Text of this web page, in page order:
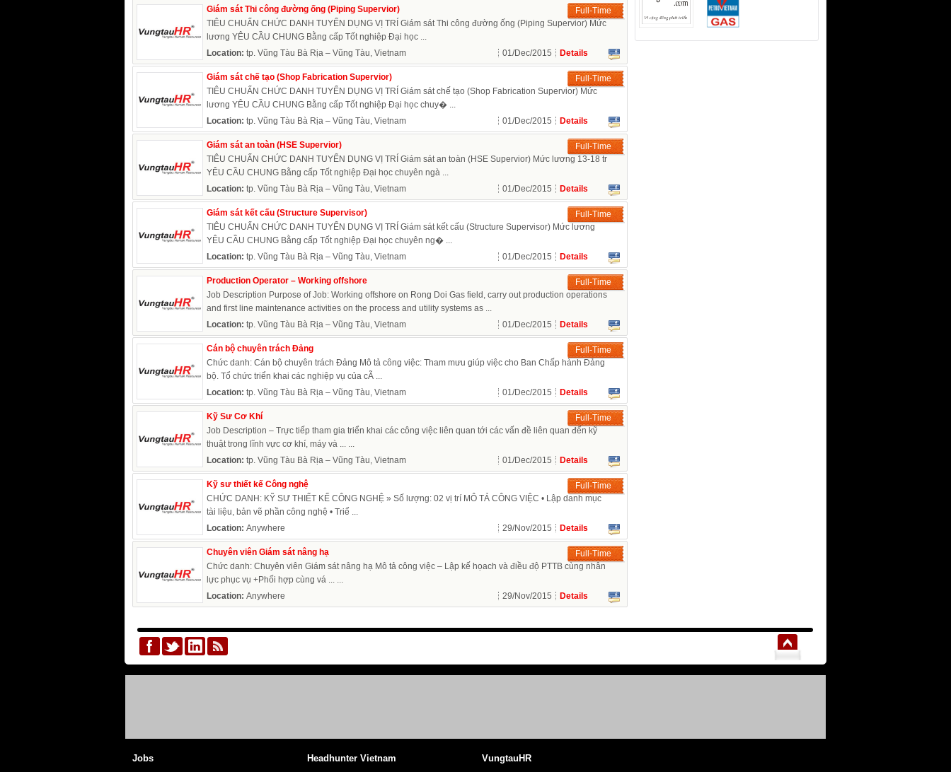
Giám sát Thi công đường ống (Piping Supervior)
Full-Time
TIÊU CHUẨN CHỨC DANH TUYỂN DỤNG VỊ TRÍ Giám sát Thi công đường ống (Piping Supervior) Mức
lương YÊU CẦU CHUNG Bằng cấp Tốt nghiệp Đại học ...
Location: tp. Vũng Tàu Bà Rịa – Vũng Tàu, Vietnam 01/Dec/2015 Details
Giám sát chế tạo (Shop Fabrication Supervior)
Full-Time
TIÊU CHUẨN CHỨC DANH TUYỂN DỤNG VỊ TRÍ Giám sát chế tạo (Shop Fabrication Supervior) Mức
lương YÊU CẦU CHUNG Bằng cấp Tốt nghiệp Đại học chuy� ...
Location: tp. Vũng Tàu Bà Rịa – Vũng Tàu, Vietnam 01/Dec/2015 Details
Giám sát an toàn (HSE Supervior)
Full-Time
TIÊU CHUẨN CHỨC DANH TUYỂN DỤNG VỊ TRÍ Giám sát an toàn (HSE Supervior) Mức lương 13-18 tr
YÊU CẦU CHUNG Bằng cấp Tốt nghiệp Đại học chuyên ngà ...
Location: tp. Vũng Tàu Bà Rịa – Vũng Tàu, Vietnam 01/Dec/2015 Details
Giám sát kết cấu (Structure Supervisor)
Full-Time
TIÊU CHUẨN CHỨC DANH TUYỂN DỤNG VỊ TRÍ Giám sát kết cấu (Structure Supervisor) Mức lương
YÊU CẦU CHUNG Bằng cấp Tốt nghiệp Đại học chuyên ng� ...
Location: tp. Vũng Tàu Bà Rịa – Vũng Tàu, Vietnam 01/Dec/2015 Details
Production Operator – Working offshore
Full-Time
Job Description Purpose of Job: Working offshore on Rong Doi Gas field, carry out production operations
and first line maintenance activities on the process and utility systems as ...
Location: tp. Vũng Tàu Bà Rịa – Vũng Tàu, Vietnam 01/Dec/2015 Details
Cán bộ chuyên trách Đảng
Full-Time
Chức danh: Cán bộ chuyên trách Đảng Mô tả công việc: Tham mưu giúp việc cho Ban Chấp hành Đảng
bộ. Tổ chức triển khai các nghiệp vụ của cÃ ...
Location: tp. Vũng Tàu Bà Rịa – Vũng Tàu, Vietnam 01/Dec/2015 Details
Kỹ Sư Cơ Khí
Full-Time
Job Description – Trực tiếp tham gia triển khai các công việc liên quan tới các vấn đề liên quan đến kỹ
thuật trong lĩnh vực cơ khí, máy và ... ...
Location: tp. Vũng Tàu Bà Rịa – Vũng Tàu, Vietnam 01/Dec/2015 Details
Kỹ sư thiết kế Công nghệ
Full-Time
CHỨC DANH: KỸ SƯ THIẾT KẾ CÔNG NGHỆ » Số lượng: 02 vị trí MÔ TẢ CÔNG VIỆC • Lập danh mục
tài liệu, bản vẽ phần công nghệ • Triể ...
Location: Anywhere 29/Nov/2015 Details
Chuyên viên Giám sát nâng hạ
Full-Time
Chức danh: Chuyên viên Giám sát nâng hạ Mô tả công việc – Lập kế họach và điều độ PTTB cùng nhân
lực phục vụ +Phối hợp cùng vá ... ...
Location: Anywhere 29/Nov/2015 Details
Jobs Headhunter Vietnam VungtauHR